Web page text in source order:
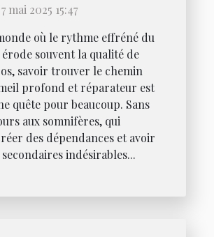
mai 2025 15:47
où le rythme effréné du
souvent la qualité de
savoir trouver le chemin
profond et réparateur est
quête pour beaucoup. Sans
aux somnifères, qui
des dépendances et avoir
indésirables...